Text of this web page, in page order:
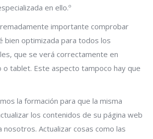
en ello.º
importante comprobar
bien optimizada para todos los
que se verá correctamente en
o tablet. Este aspecto tampoco hay que
la formación para que la misma
los contenidos de su página web
nosotros. Actualizar cosas como las